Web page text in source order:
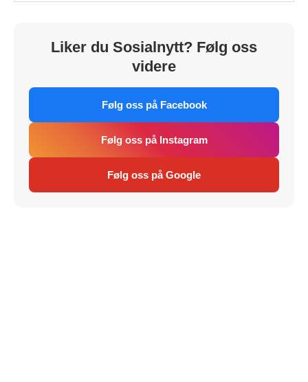
Liker du Sosialnytt? Følg oss
videre
Følg oss på Facebook
Følg oss på Instagram
Følg oss på Google